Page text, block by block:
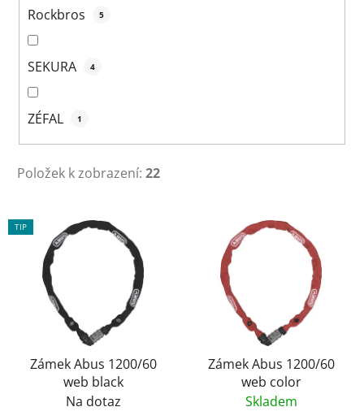
Rockbros 5
SEKURA 4
ZÉFAL 1
Položek k zobrazení: 22
V
ý
TIP
Zámek Abus 1200/60
web black
Na dotaz
Zámek Abus 1200/60
web color
Skladem